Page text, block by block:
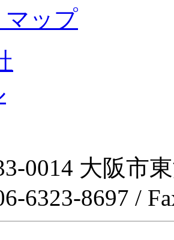
ップ
0014 大阪市
6323-8697 /